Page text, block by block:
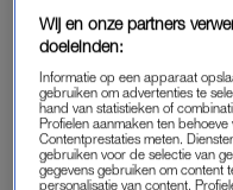
MUZIEK EN
De twee hebben gelijk
hun vriendschap. “Joop
staat er altijd muziek op.
over muziek van Joop.”
Wij en onze partners
doeleinden:
Informatie op een apparaat
gebruiken om advertenties te
hand van statistieken of
Profielen aanmaken ten
Contentprestaties meten.
gebruiken voor de selectie van
gegevens gebruiken om content
personalisatie van content.